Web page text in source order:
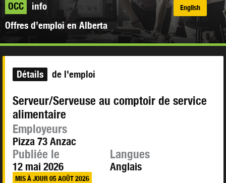
OCC
info
Offres d’emploi en Alberta
English
Détails de l'emploi
Serveur/Serveuse au comptoir de service
alimentaire
Employeurs
Pizza 73 Anzac
Publiée le
12 mai 2026
MIS À JOUR 05 AOÛT 2026
Langues
Anglais